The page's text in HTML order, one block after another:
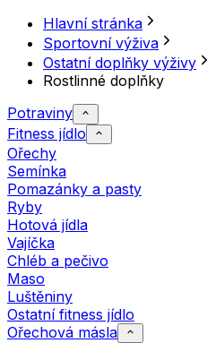
Hlavní stránka
Sportovní výživa
Ostatní doplňky výživy
Rostlinné doplňky
Potraviny
Fitness jídlo
Ořechy
Semínka
Pomazánky a pasty
Ryby
Hotová jídla
Vajíčka
Chléb a pečivo
Maso
Luštěniny
Ostatní fitness jídlo
Ořechová másla